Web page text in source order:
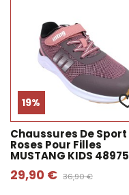
19%
Chaussures De Sport
Roses Pour Filles
MUSTANG KIDS 48975
29,90 € 36,90 €